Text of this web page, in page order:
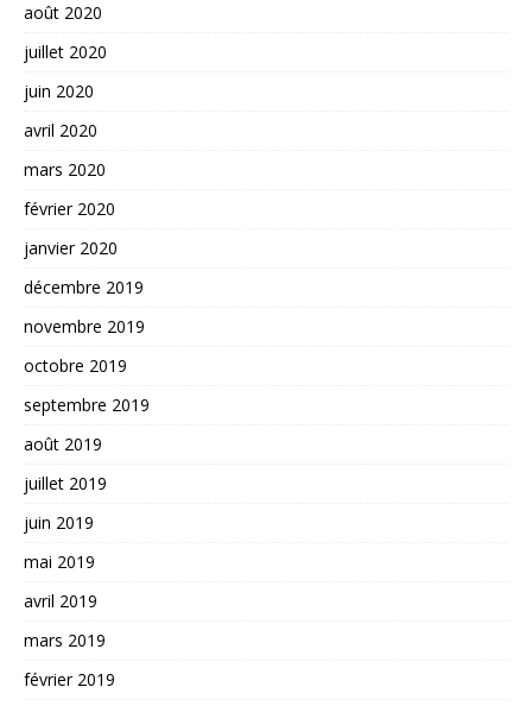
août 2020
juillet 2020
juin 2020
avril 2020
mars 2020
février 2020
janvier 2020
décembre 2019
novembre 2019
octobre 2019
septembre 2019
août 2019
juillet 2019
juin 2019
mai 2019
avril 2019
mars 2019
février 2019